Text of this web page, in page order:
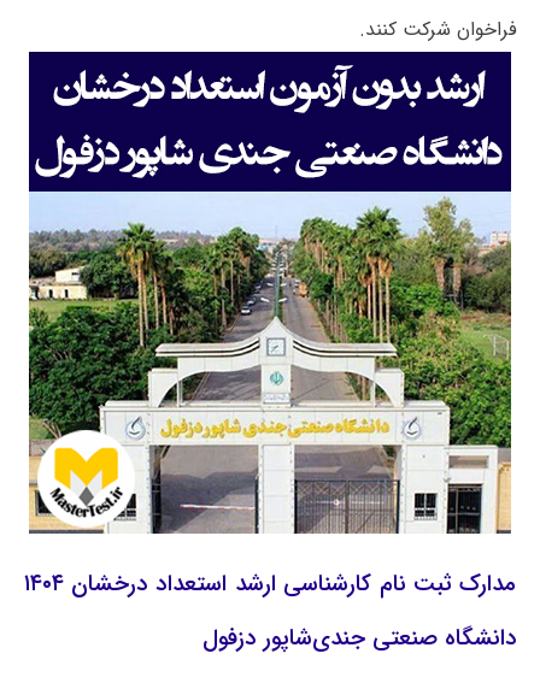
فراخوان شرکت کنند.
مدارک ثبت نام کارشناسی ارشد استعداد درخشان ۱۴۰۴
دانشگاه صنعتی جندی‌شاپور دزفول